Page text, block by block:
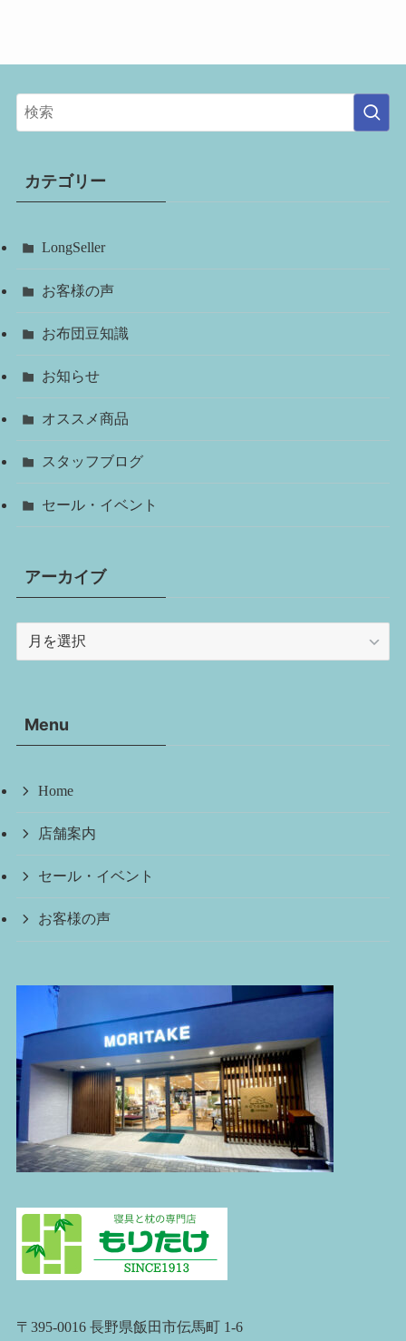
カテゴリー
LongSeller
お客様の声
お布団豆知識
お知らせ
オススメ商品
スタッフブログ
セール・イベント
アーカイブ
ブMenu
Home
店舗案内
セール・イベント
お客様の声
〒395-0016 長野県飯田市伝馬町 1-6